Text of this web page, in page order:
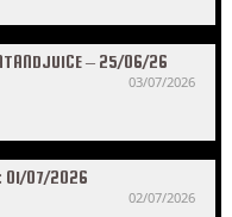
– 25/06/26
03/07/2026
: 01/07/2026
02/07/2026